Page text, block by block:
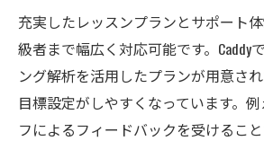
充実したレッスンプランとサポート
級者まで幅広く対応可能です。Caddy
ング解析を活用したプランが用意さ
目標設定がしやすくなっています。
フによるフィードバックを受けるこ